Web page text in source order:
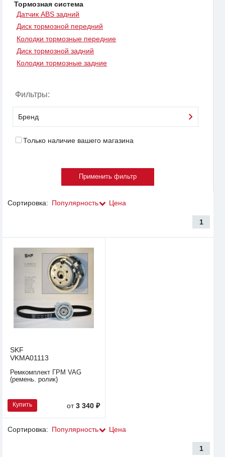
Тормозная система
Датчик ABS задний
Диск тормозной передний
Колодки тормозные передние
Диск тормозной задний
Колодки тормозные задние
Фильтры:
Бренд
Только наличие вашего магазина
Сортировка: Популярность Цена
1
SKF
VKMA01113
Ремкомплект ГРМ VAG
(ремень. ролик)
Купить от3 340 ₽
Сортировка: Популярность Цена
1